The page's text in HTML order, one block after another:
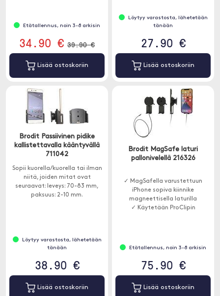
Etätallennus, noin 3-8 arkisin
34.90 € 39.90 €
Lisää ostoskoriin
Löytyy varastosta, lähetetään
tänään
27.90 €
Lisää ostoskoriin
Brodit Passiivinen pidike
kallistettavalla kääntyvällä
711042
Sopii kuorella/kuorella tai ilman
niitä, joiden mitat ovat
seuraavat: leveys: 70-83 mm,
paksuus: 2-10 mm.
Löytyy varastosta, lähetetään
tänään
38.90 €
Lisää ostoskoriin
Brodit MagSafe laturi
pallonivelellä 216326
✓ MagSafella varustettuun
iPhone sopiva kiinnike
magneettisella laturilla
✓ Käytetään ProClipin
Etätallennus, noin 3-8 arkisin
75.90 €
Lisää ostoskoriin